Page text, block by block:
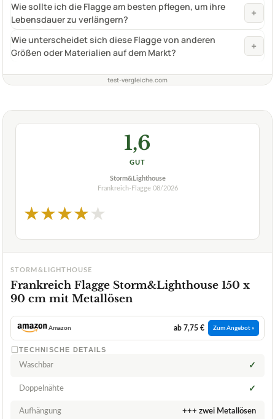
Wie sollte ich die Flagge am besten pflegen, um ihre
Lebensdauer zu verlängern?
+
Wie unterscheidet sich diese Flagge von anderen
Größen oder Materialien auf dem Markt?
+
test-vergleiche.com
1,6
GUT
Storm&Lighthouse
Frankreich-Flagge 08/2026
★★★★★
STORM&LIGHTHOUSE
Frankreich Flagge Storm&Lighthouse 150 x
90 cm mit Metallösen
Amazon ab 7,75 € Zum Angebot »
TECHNISCHE DETAILS
Waschbar ✓
Doppelnähte ✓
Aufhängung +++ zwei Metallösen